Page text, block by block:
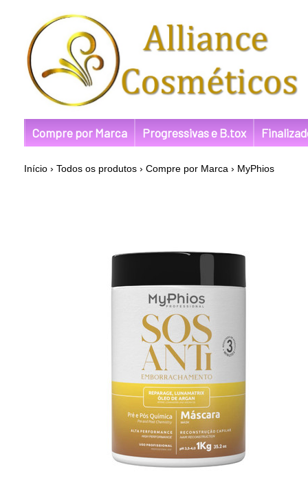
Compre por Marca Progressivas e B.tox
Início › Todos os produtos › Compre por Marca › MyPhios